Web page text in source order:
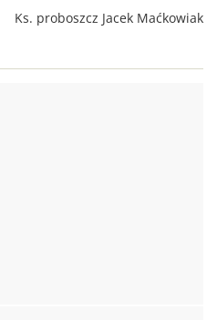
Ks. proboszcz Jacek Maćkowiak